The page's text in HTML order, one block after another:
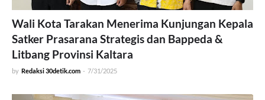
Wali Kota Tarakan Menerima Kunjungan Kepala
Satker Prasarana Strategis dan Bappeda &
Litbang Provinsi Kaltara
by Redaksi 30detik.com - 7/31/2025